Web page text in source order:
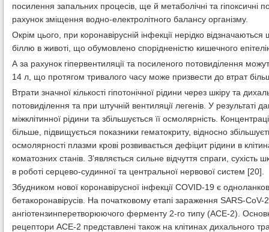
посилення запальних процесів, ще й метаболічні та гіпоксичні
рахунок зміщення водно-електролітного балансу організму.
Окрім цього, при коронавірусній інфекції нерідко
біллю в животі, що обумовлено спорідненістю кишечного
А за рахунок гіпервентиляції та посиленого потовиділення
14 л, що протягом тривалого часу може призвести до втрат
Втрати значної кількості гіпотонічної рідини через шкіру та
потовиділення та при штучній вентиляції легенів. У результаті
міжклітинної рідини та збільшується її осмолярність.
більше, підвищується показники гематокриту, відносно
осмолярності плазми крові розвивається дефіцит рідини в
коматозних станів. З’являється сильне відчуття спраги,
в роботі серцево-судинної та центральної нервової систем [20].
Збудником нової коронавірусної інфекції COVID-19 є
бетакоронавірусів. На початковому етапі зараження SARS-
ангіотензинперетворюючого ферменту 2-го типу (ACE-2).
рецептори ACE-2 представлені також на клітинах дихального